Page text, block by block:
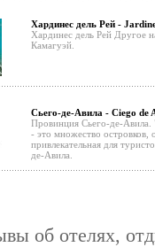
Хардинес дель Рей -
Хардинес дель Рей Другое
Камагуэй.
Сьего-де-Авила - Ciego
Провинция Сьего-де-Авила.
- это множество
привлекательная для
де-Авила.
об отелях,